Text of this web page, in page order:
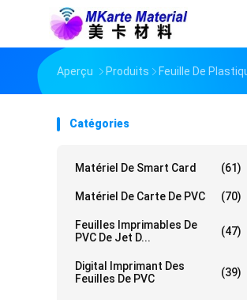
Aperçu Produits Feuille De
Catégories
Matériel De Smart Card (61)
Matériel De Carte De PVC (70)
Feuilles Imprimables De
PVC De Jet D...
(47)
Digital Imprimant Des
Feuilles De PVC
(39)